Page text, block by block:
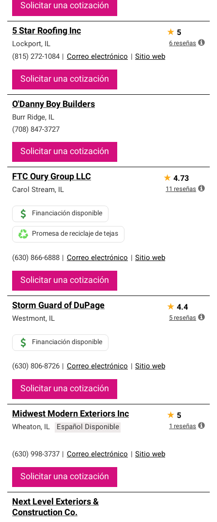
Solicitar una cotización
5 Star Roofing Inc
Lockport, IL
(815) 272-1084
Correo electrónico Sitio web
Solicitar una cotización
★ 5
6 reseñas
O'Danny Boy Builders
Burr Ridge, IL
(708) 847-3727
Solicitar una cotización
FTC Oury Group LLC
Carol Stream, IL
(630) 866-6888 Correo electrónico Sitio web
Financiación disponible
Promesa de reciclaje de tejas
Solicitar una cotización
★ 4.73
11 reseñas
Storm Guard of DuPage
Westmont, IL
(630) 806-8726 Correo electrónico Sitio web
Financiación disponible
Solicitar una cotización
★ 4.4
5 reseñas
Midwest Modern Exteriors Inc
Wheaton, IL Español Disponible
(630) 998-3737 Correo electrónico Sitio web
Solicitar una cotización
★ 5
1 reseñas
Next Level Exteriors &
Construction Co.